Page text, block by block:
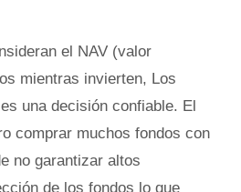
el NAV (valor
mientras invierten, Los
una decisión confiable. El
comprar muchos fondos con
no garantizar altos
de los fondos lo que